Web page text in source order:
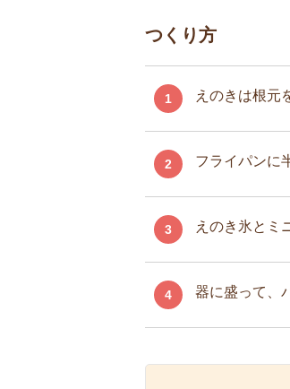
つくり方
1 えのきは根元
2 フライパンに
3 えのき氷とミ
4 器に盛って、